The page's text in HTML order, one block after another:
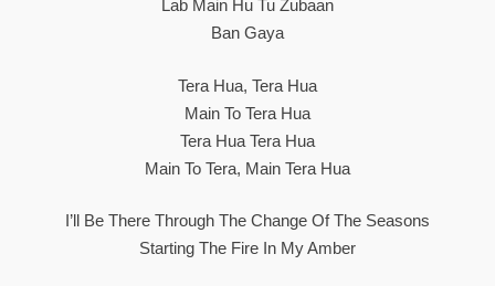
Lab Main Hu Tu Zubaan
Ban Gaya
Tera Hua, Tera Hua
Main To Tera Hua
Tera Hua Tera Hua
Main To Tera, Main Tera Hua
I’ll Be There Through The Change Of The Seasons
Starting The Fire In My Amber